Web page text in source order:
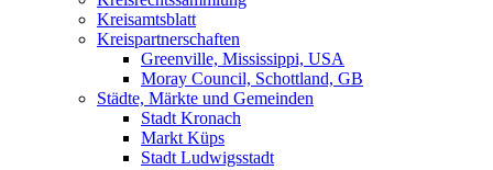
Kreisamtsblatt
Kreispartnerschaften
Greenville, Mississippi, USA
Moray Council, Schottland, GB
Städte, Märkte und Gemeinden
Stadt Kronach
Markt Küps
Stadt Ludwigsstadt